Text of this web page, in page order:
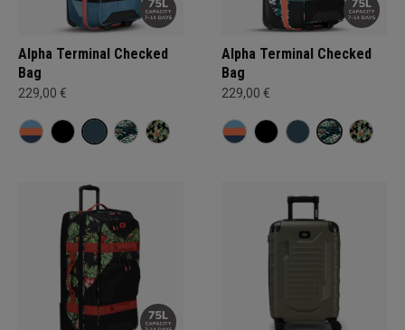
Alpha Terminal Checked
Bag
229,00 €
Alpha Terminal Checked
Bag
229,00 €